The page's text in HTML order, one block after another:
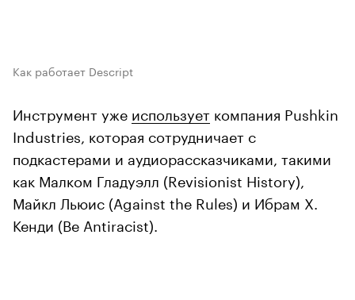
Как работает Descript
Инструмент уже использует компания Pushkin
Industries, которая сотрудничает с
подкастерами и аудиорассказчиками, такими
как Малком Гладуэлл (Revisionist History),
Майкл Льюис (Against the Rules) и Ибрам X.
Кенди (Be Antiracist).